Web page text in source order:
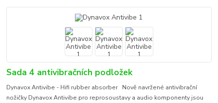
Sada 4 antivibračních podložek
Dynavox Antivibe - Hifi rubber absorber Nově navržené antivibrační
nožičky Dynavox Antivibe pro reprosoustavy a audio komponenty jsou